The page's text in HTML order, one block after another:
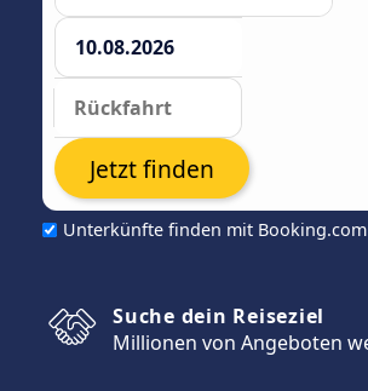
Unterkünfte finden mit Booking.com
Jetzt finden
Suche dein Reiseziel
Millionen von Angeboten